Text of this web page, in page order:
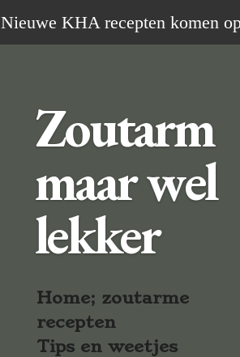
Nieuwe KHA recepten komen
Zoutarm
maar wel
lekker
Home; zoutarme
recepten
Tips en weetjes